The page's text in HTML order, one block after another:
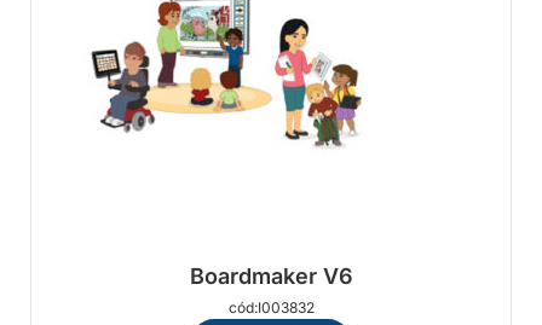
Boardmaker V6
cód:I003832